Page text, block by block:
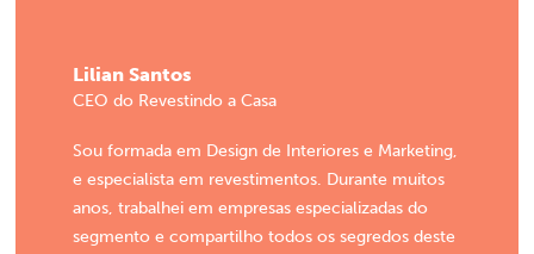
Lilian Santos
CEO do Revestindo a Casa
Sou formada em Design de Interiores e Marketing,
e especialista em revestimentos. Durante muitos
anos, trabalhei em empresas especializadas do
segmento e compartilho todos os segredos deste